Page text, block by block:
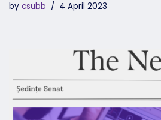
by csubb 4 April 2023